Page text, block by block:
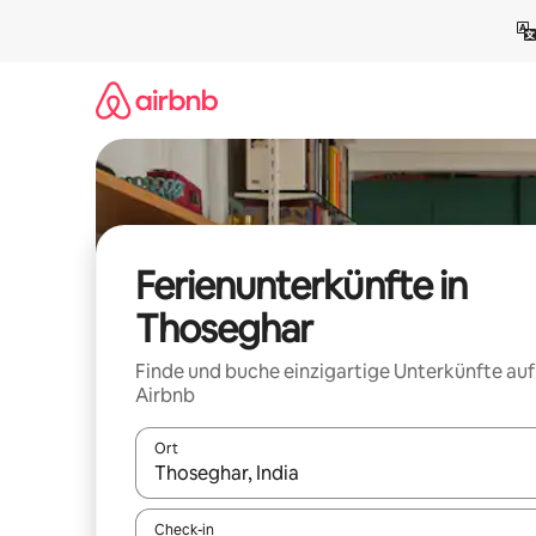
Ferienunterkünfte in
Thoseghar
Finde und buche einzigartige Unterkünfte auf
Airbnb
Ort
Wenn Ergebnisse verfügbar sind, navigiere mit
Check-in